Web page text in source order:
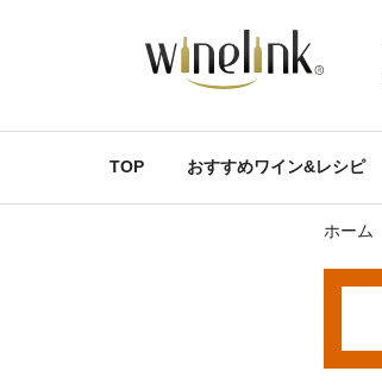
TOP おすすめワイン&レシピ
ホーム